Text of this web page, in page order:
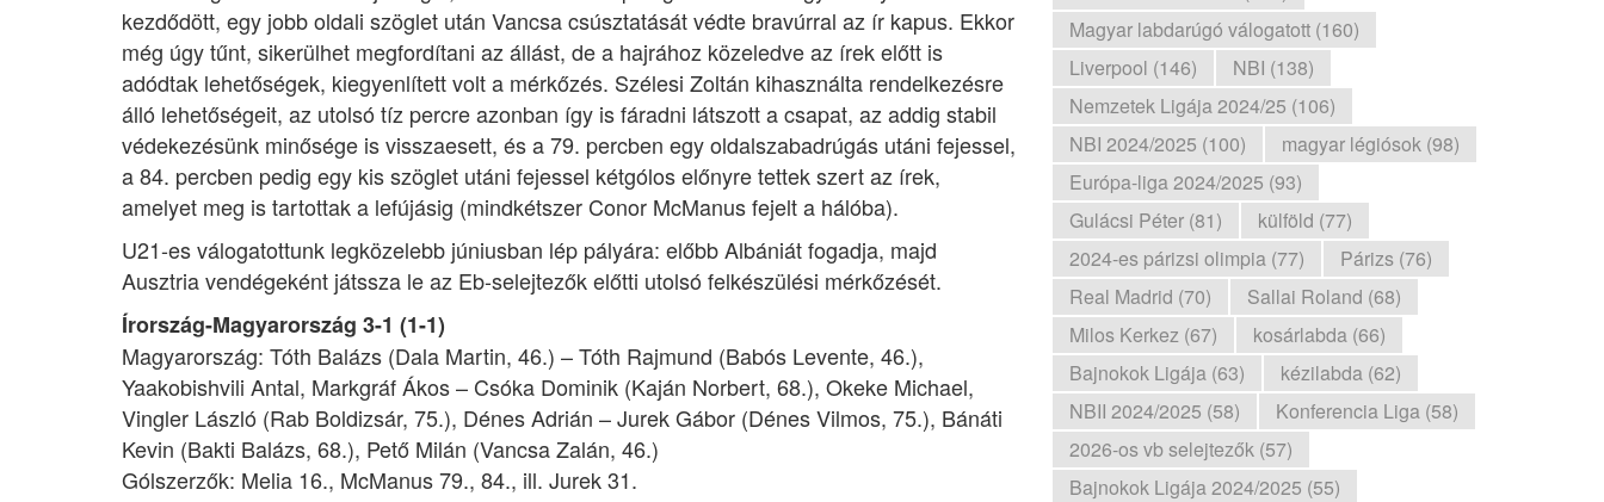
kezdődött, egy jobb oldali szöglet után Vancsa csúsztatását védte bravúrral az ír kapus. Ekkor
még úgy tűnt, sikerülhet megfordítani az állást, de a hajrához közeledve az írek előtt is
adódtak lehetőségek, kiegyenlített volt a mérkőzés. Szélesi Zoltán kihasználta rendelkezésre
álló lehetőségeit, az utolsó tíz percre azonban így is fáradni látszott a csapat, az addig stabil
védekezésünk minősége is visszaesett, és a 79. percben egy oldalszabadrúgás utáni fejessel,
a 84. percben pedig egy kis szöglet utáni fejessel kétgólos előnyre tettek szert az írek,
amelyet meg is tartottak a lefújásig (mindkétszer Conor McManus fejelt a hálóba).
U21-es válogatottunk legközelebb júniusban lép pályára: előbb Albániát fogadja, majd
Ausztria vendégeként játssza le az Eb-selejtezők előtti utolsó felkészülési mérkőzését.
Írország-Magyarország 3-1 (1-1)
Magyarország: Tóth Balázs (Dala Martin, 46.) – Tóth Rajmund (Babós Levente, 46.),
Yaakobishvili Antal, Markgráf Ákos – Csóka Dominik (Kaján Norbert, 68.), Okeke Michael,
Vingler László (Rab Boldizsár, 75.), Dénes Adrián – Jurek Gábor (Dénes Vilmos, 75.), Bánáti
Kevin (Bakti Balázs, 68.), Pető Milán (Vancsa Zalán, 46.)
Gólszerzők: Melia 16., McManus 79., 84., ill. Jurek 31.
Magyar labdarúgó válogatott (160)
Liverpool (146)
NBI (138)
Nemzetek Ligája 2024/25 (106)
NBI 2024/2025 (100)
magyar légiósok (98)
Európa-liga 2024/2025 (93)
Gulácsi Péter (81)
külföld (77)
2024-es párizsi olimpia (77)
Párizs (76)
Real Madrid (70)
Sallai Roland (68)
Milos Kerkez (67)
kosárlabda (66)
Bajnokok Ligája (63)
kézilabda (62)
NBII 2024/2025 (58)
Konferencia Liga (58)
2026-os vb selejtezők (57)
Bajnokok Ligája 2024/2025 (55)